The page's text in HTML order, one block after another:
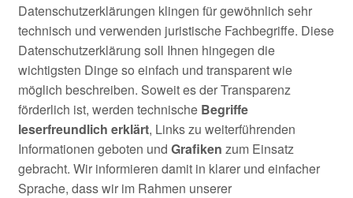
Datenschutzerklärungen klingen für gewöhnlich sehr
technisch und verwenden juristische Fachbegriffe. Diese
Datenschutzerklärung soll Ihnen hingegen die
wichtigsten Dinge so einfach und transparent wie
möglich beschreiben. Soweit es der Transparenz
förderlich ist, werden technische Begriffe
leserfreundlich erklärt, Links zu weiterführenden
Informationen geboten und Grafiken zum Einsatz
gebracht. Wir informieren damit in klarer und einfacher
Sprache, dass wir im Rahmen unserer